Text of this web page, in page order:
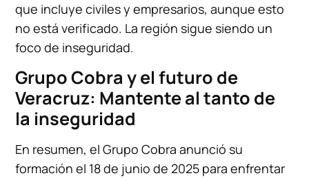
que incluye civiles y empresarios, aunque esto
no está verificado. La región sigue siendo un
foco de inseguridad.
Grupo Cobra y el futuro de
Veracruz: Mantente al tanto de
la inseguridad
En resumen, el Grupo Cobra anunció su
formación el 18 de junio de 2025 para enfrentar